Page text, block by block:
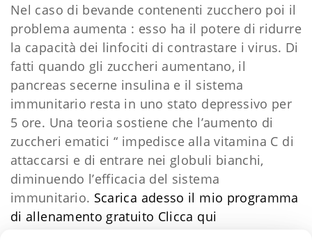
Nel caso di bevande contenenti zucchero poi il
problema aumenta : esso ha il potere di ridurre
la capacità dei linfociti di contrastare i virus. Di
fatti quando gli zuccheri aumentano, il
pancreas secerne insulina e il sistema
immunitario resta in uno stato depressivo per
5 ore. Una teoria sostiene che l’aumento di
zuccheri ematici “ impedisce alla vitamina C di
attaccarsi e di entrare nei globuli bianchi,
diminuendo l’efficacia del sistema
immunitario. Scarica adesso il mio programma
di allenamento gratuito Clicca qui